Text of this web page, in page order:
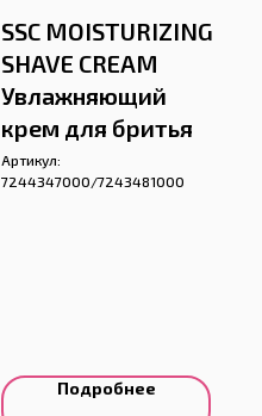
SSC MOISTURIZING
SHAVE CREAM
Увлажняющий
крем для бритья
Артикул:
7244347000/7243481000
Подробнее